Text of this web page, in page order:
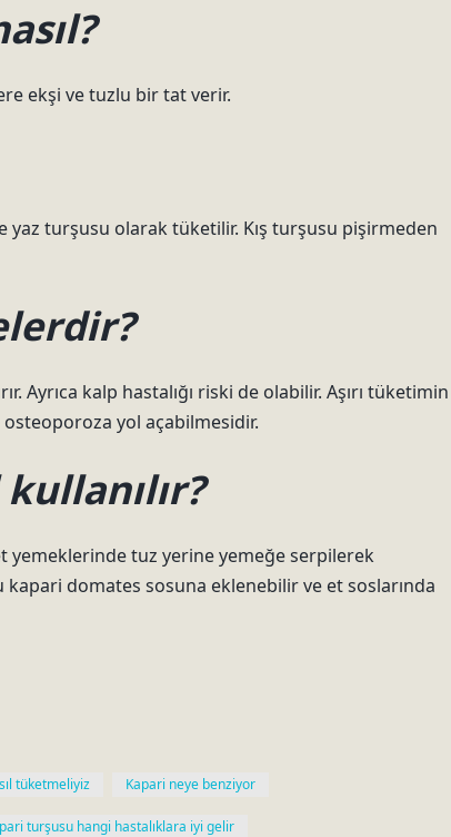
ekşi ve tuzlu bir tat verir.
yaz turşusu olarak tüketilir. Kış turşusu pişirmeden
Ayrıca kalp hastalığı riski de olabilir. Aşırı tüketimin
yol açabilmesidir.
yemeklerinde tuz yerine yemeğe serpilerek
domates sosuna eklenebilir ve et soslarında
tüketmeliyiz Kapari neye benziyor
turşusu hangi hastalıklara iyi gelir